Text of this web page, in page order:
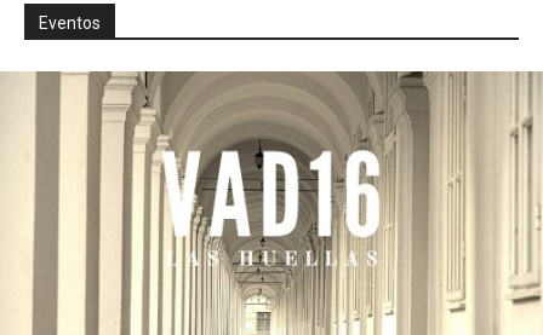
Eventos